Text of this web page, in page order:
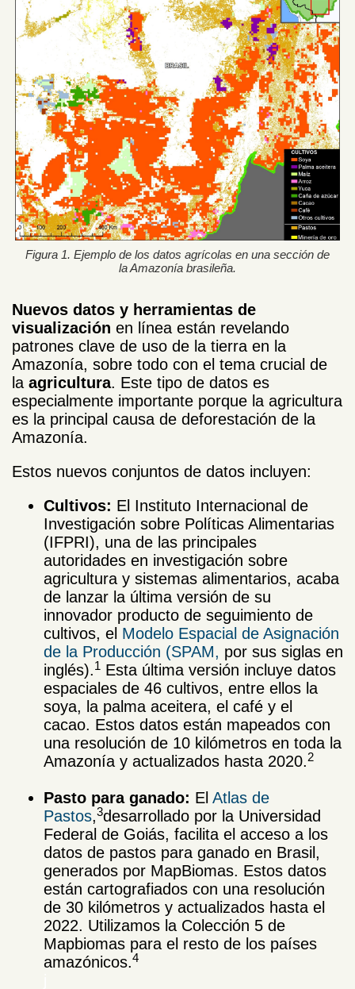
Figura 1. Ejemplo de los datos agrícolas en una sección de
la Amazonía brasileña.
Nuevos datos y herramientas de
visualización en línea están revelando
patrones clave de uso de la tierra en la
Amazonía, sobre todo con el tema crucial de
la agricultura. Este tipo de datos es
especialmente importante porque la agricultura
es la principal causa de deforestación de la
Amazonía.
Estos nuevos conjuntos de datos incluyen:
Cultivos: El Instituto Internacional de
Investigación sobre Políticas Alimentarias
(IFPRI), una de las principales
autoridades en investigación sobre
agricultura y sistemas alimentarios, acaba
de lanzar la última versión de su
innovador producto de seguimiento de
cultivos, el Modelo Espacial de Asignación
de la Producción (SPAM, por sus siglas en
inglés).1 Esta última versión incluye datos
espaciales de 46 cultivos, entre ellos la
soya, la palma aceitera, el café y el
cacao. Estos datos están mapeados con
una resolución de 10 kilómetros en toda la
Amazonía y actualizados hasta 2020.2
Pasto para ganado: El Atlas de
Pastos,3desarrollado por la Universidad
Federal de Goiás, facilita el acceso a los
datos de pastos para ganado en Brasil,
generados por MapBiomas. Estos datos
están cartografiados con una resolución
de 30 kilómetros y actualizados hasta el
2022. Utilizamos la Colección 5 de
Mapbiomas para el resto de los países
amazónicos.4